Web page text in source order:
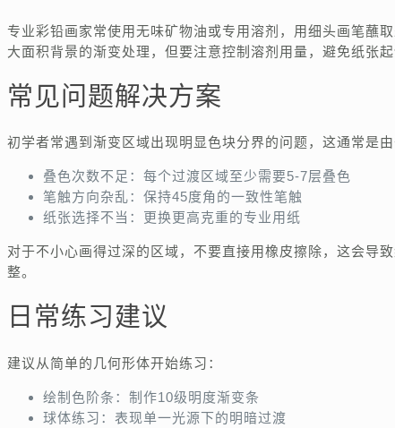
专业彩铅画家常使用无味矿物油或专用溶剂，用细头画笔蘸
大面积背景的渐变处理，但要注意控制溶剂用量，避免纸张起
常见问题解决方案
初学者常遇到渐变区域出现明显色块分界的问题，这通常是由
叠色次数不足：每个过渡区域至少需要5-7层叠色
笔触方向杂乱：保持45度角的一致性笔触
纸张选择不当：更换更高克重的专业用纸
对于不小心画得过深的区域，不要直接用橡皮擦除，这会导
整。
日常练习建议
建议从简单的几何形体开始练习：
绘制色阶条：制作10级明度渐变条
球体练习：表现单一光源下的明暗过渡